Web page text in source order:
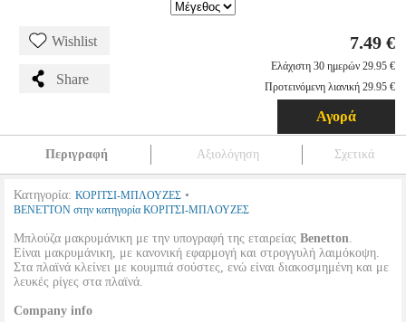
Wishlist
Share
7.49 €
Ελάχιστη 30 ημερών 29.95 €
Προτεινόμενη λιανική 29.95 €
Αγορά
Περιγραφή Αξιολόγηση Σχετικά
Κατηγορία: ΚΟΡΙΤΣΙ-ΜΠΛΟΥΖΕΣ •
BENETTON στην κατηγορία ΚΟΡΙΤΣΙ-ΜΠΛΟΥΖΕΣ
Μπλούζα μακρυμάνικη με την υπογραφή της εταιρείας Benetton.
Είναι μακρυμάνικη, με κανονική εφαρμογή και στρογγυλή λαιμόκοψη.
Στα πλαϊνά κλείνει με κουμπιά σούστες, ενώ είναι διακοσμημένη και με
λευκές ρίγες στα πλαϊνά.
Company info